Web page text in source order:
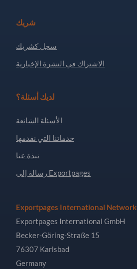
شريك
سجل كشريك
الاشتراك في النشرة الإخبارية
لديك أسئلة؟
الأسئلة الشائعة
خدماتنا التي نقدمها
نبذة عنا
رسالة إلى Exportpages
Exportpages International Network
Exportpages International GmbH
Becker-Göring-Straße 15
76307 Karlsbad
Germany